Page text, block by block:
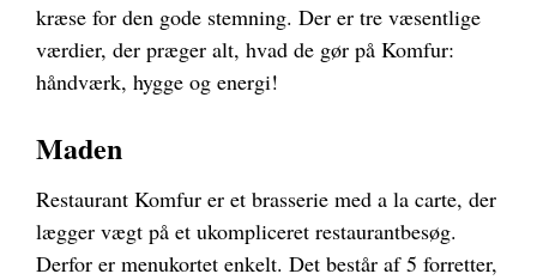
kræse for den gode stemning. Der er tre væsentlige
værdier, der præger alt, hvad de gør på Komfur:
håndværk, hygge og energi!
Maden
Restaurant Komfur er et brasserie med a la carte, der
lægger vægt på et ukompliceret restaurantbesøg.
Derfor er menukortet enkelt. Det består af 5 forretter,